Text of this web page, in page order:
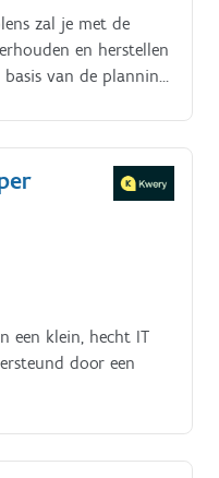
zal je met de
en herstellen
van de planning
kasten,
mechanische
etc.) aard.
een klein, hecht IT
door een